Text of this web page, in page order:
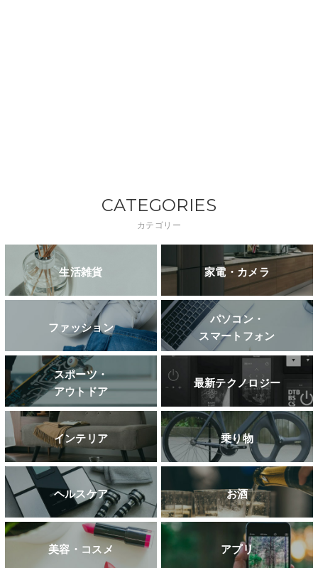
CATEGORIES
カテゴリー
生活雑貨 家電・カメラ
ファッション
パソコン・
スマートフォン
スポーツ・
アウトドア
最新テクノロジー
インテリア 乗り物
ヘルスケア お酒
美容・コスメ アプリ